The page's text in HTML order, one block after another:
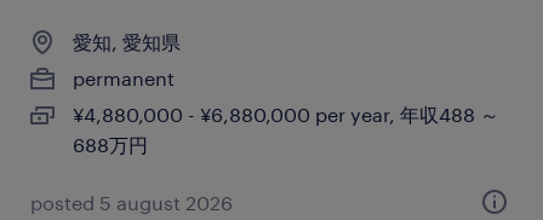
愛知, 愛知県
permanent
¥4,880,000 - ¥6,880,000 per year, 年収488 ～
688万円
posted 5 august 2026